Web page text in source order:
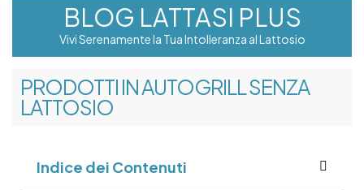
BLOG LATTASI PLUS
Vivi Serenamente la Tua Intolleranza al Lattosio
PRODOTTI IN AUTOGRILL SENZA
LATTOSIO
Indice dei Contenuti